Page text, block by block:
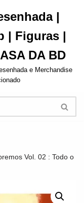
|
| Figuras |
DA BD
e Merchandise
Vol. 02 : Todo o